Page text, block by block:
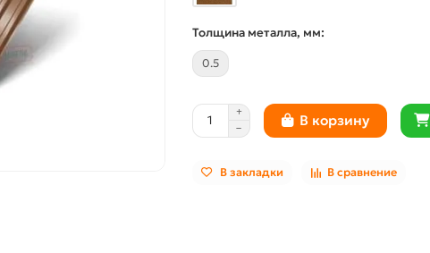
Толщина металла, мм:
0.5
В корзину
В закладки В сравнение